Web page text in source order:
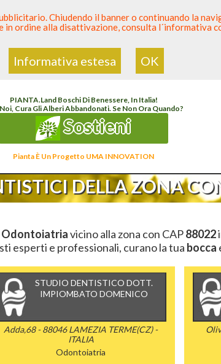
>Odontoiatria>Ambulatori Dentistici>Calabria
PIANTA.LandBoschi Di Benessere, In Italia!
Cura Gli Alberi Abbandonati. Se Non Ora Quando?
Sostieni
Pianta È Un Progetto UMA INNOVATION
DELLA ZONA
Odontoiatriavicino alla zona con CAP88022
esperti e professionali, curano la tua bocca
STUDIO DENTISTICO DOTT.
IMPIOMBATO DOMENICO
Adda,68 - 88046 LAMEZIA TERME(CZ) -
ITALIA
Odontoiatria
Chiudendo il banner o continuando la
in ordine alla disattivazione, consulta l´informativa
Informativa estesa OK